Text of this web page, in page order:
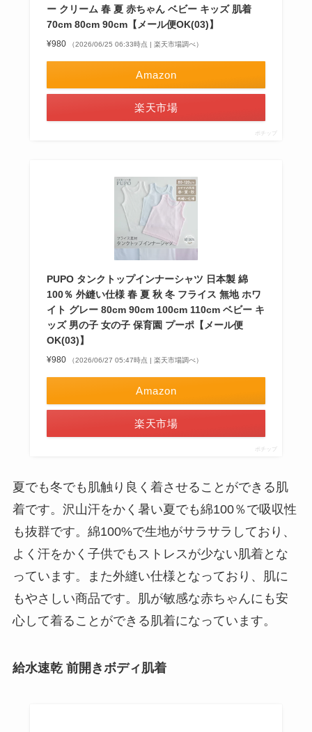
ー クリーム 春 夏 赤ちゃん ベビー キッズ 肌着
70cm 80cm 90cm【メール便OK(03)】
¥980 （2026/06/25 06:33時点 | 楽天市場調べ）
Amazon
楽天市場
ポチップ
PUPO タンクトップインナーシャツ 日本製 綿
100％ 外縫い仕様 春 夏 秋 冬 フライス 無地 ホワ
イト グレー 80cm 90cm 100cm 110cm ベビー キ
ッズ 男の子 女の子 保育園 プーポ【メール便
OK(03)】
¥980 （2026/06/27 05:47時点 | 楽天市場調べ）
Amazon
楽天市場
ポチップ
夏でも冬でも肌触り良く着させることができる肌
着です。沢山汗をかく暑い夏でも綿100％で吸収性
も抜群です。綿100%で生地がサラサラしており、
よく汗をかく子供でもストレスが少ない肌着とな
っています。また外縫い仕様となっており、肌に
もやさしい商品です。肌が敏感な赤ちゃんにも安
心して着ることができる肌着になっています。
給水速乾 前開きボディ肌着